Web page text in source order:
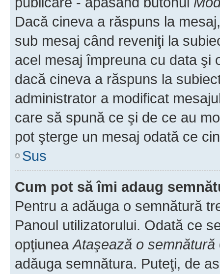
Dacă cineva a răspuns la
sub mesaj când reveniţi la
acel mesaj împreuna cu data şi
dacă cineva a răspuns la
administrator a modificat
care să spună ce şi de ce au
pot şterge un mesaj odată ce
Sus
Cum pot să îmi adaug
Pentru a adăuga o semnătură
Panoul utilizatorului. Odată ce
opţiuneaAtaşează o semnătură
adăuga semnătura. Puteţi, de